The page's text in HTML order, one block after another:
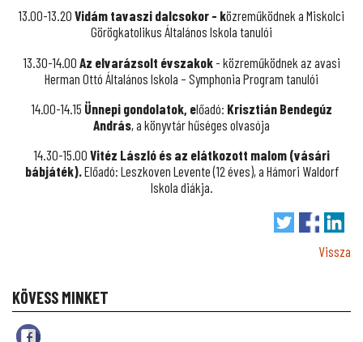
13.00-13.20 Vidám tavaszi dalcsokor - közreműködnek a Miskolci
Görögkatolikus Általános Iskola tanulói
13.30-14.00 Az elvarázsolt évszakok- közreműködnek az avasi
Herman Ottó Általános Iskola – Symphonia Program tanulói
14.00-14.15 Ünnepi gondolatok, előadó: Krisztián Bendegúz
András, a könyvtár hűséges olvasója
14.30-15.00 Vitéz László és az elátkozott malom (vásári
bábjáték).Előadó: Leszkoven Levente (12 éves), a Hámori Waldorf
Iskola diákja.
Vissza
KÖVESS MINKET